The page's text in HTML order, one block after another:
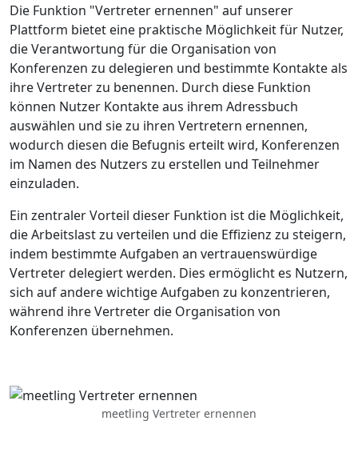
Die Funktion "Vertreter ernennen" auf unserer
Plattform bietet eine praktische Möglichkeit für Nutzer,
die Verantwortung für die Organisation von
Konferenzen zu delegieren und bestimmte Kontakte als
ihre Vertreter zu benennen. Durch diese Funktion
können Nutzer Kontakte aus ihrem Adressbuch
auswählen und sie zu ihren Vertretern ernennen,
wodurch diesen die Befugnis erteilt wird, Konferenzen
im Namen des Nutzers zu erstellen und Teilnehmer
einzuladen.
Ein zentraler Vorteil dieser Funktion ist die Möglichkeit,
die Arbeitslast zu verteilen und die Effizienz zu steigern,
indem bestimmte Aufgaben an vertrauenswürdige
Vertreter delegiert werden. Dies ermöglicht es Nutzern,
sich auf andere wichtige Aufgaben zu konzentrieren,
während ihre Vertreter die Organisation von
Konferenzen übernehmen.
meetling Vertreter ernennen